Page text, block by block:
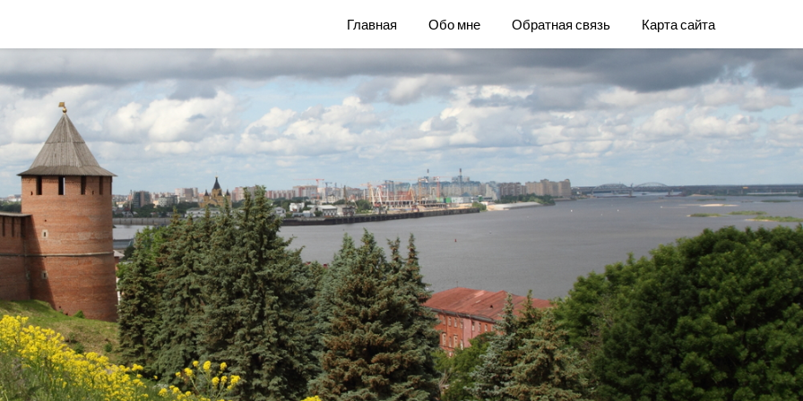
Главная Обо мне Обратная связь Карта сайта